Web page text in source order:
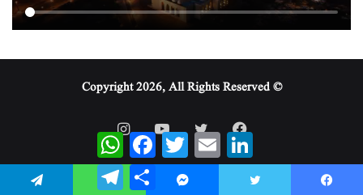
© Copyright 2026, All Rights Reserved
WhatsAppFacebookTwitterEmail
LinkedIn
TelegramShare